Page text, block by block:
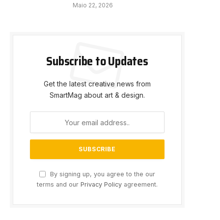
Maio 22, 2026
Subscribe to Updates
Get the latest creative news from
SmartMag about art & design.
By signing up, you agree to the our
terms and our Privacy Policy agreement.